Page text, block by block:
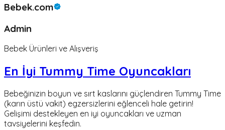
Bebek.com
Admin
Bebek Ürünleri ve Alışveriş
En İyi Tummy Time Oyuncakları
Bebeğinizin boyun ve sırt kaslarını güçlendiren Tummy Time
(karın üstü vakit) egzersizlerini eğlenceli hale getirin!
Gelişimi destekleyen en iyi oyuncakları ve uzman
tavsiyelerini keşfedin.